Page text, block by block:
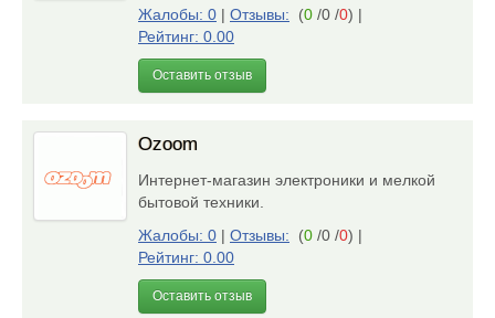
Жалобы: 0 | Отзывы: (0 /0 /0) |
Рейтинг: 0.00
Оставить отзыв
Ozoom
Интернет-магазин электроники и мелкой
бытовой техники.
Жалобы: 0 | Отзывы: (0 /0 /0) |
Рейтинг: 0.00
Оставить отзыв